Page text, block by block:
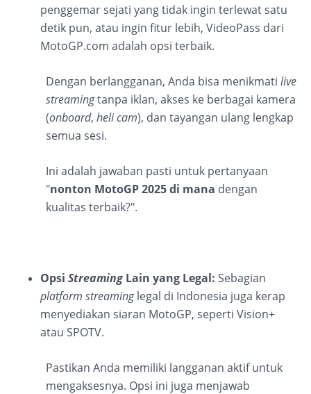
penggemar sejati yang tidak ingin terlewat satu
detik pun, atau ingin fitur lebih, VideoPass dari
MotoGP.com adalah opsi terbaik.
Dengan berlangganan, Anda bisa menikmati live
streamingtanpa iklan, akses ke berbagai kamera
(onboard, heli cam), dan tayangan ulang lengkap
semua sesi.
Ini adalah jawaban pasti untuk pertanyaan
"nonton MotoGP 2025 di mana dengan
kualitas terbaik?".
Opsi StreamingLain yang Legal: Sebagian
platform streaminglegal di Indonesia juga kerap
menyediakan siaran MotoGP, seperti Vision+
atau SPOTV.
Pastikan Anda memiliki langganan aktif untuk
mengaksesnya. Opsi ini juga menjawab